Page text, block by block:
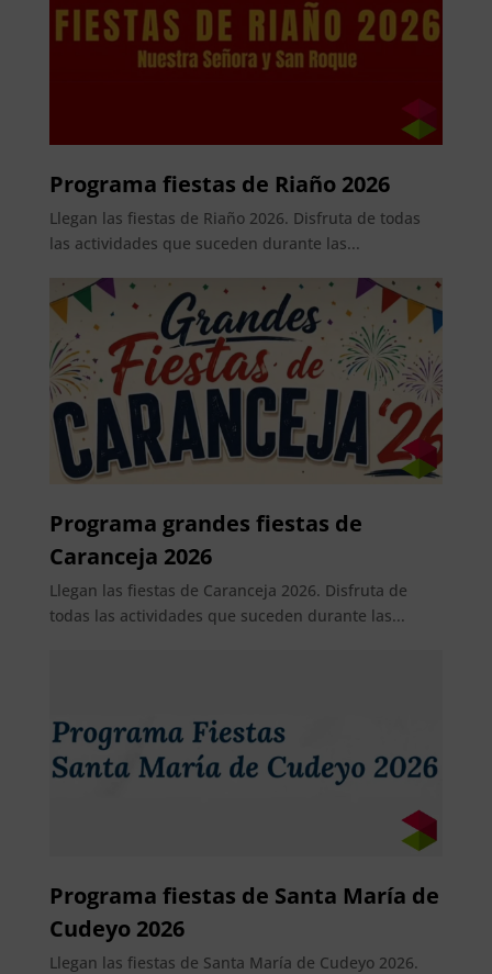
Programa fiestas de Riaño 2026
Llegan las fiestas de Riaño 2026. Disfruta de todas
las actividades que suceden durante las...
Programa grandes fiestas de
Caranceja 2026
Llegan las fiestas de Caranceja 2026. Disfruta de
todas las actividades que suceden durante las...
Programa fiestas de Santa María de
Cudeyo 2026
Llegan las fiestas de Santa María de Cudeyo 2026.